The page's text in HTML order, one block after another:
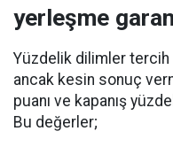
yerleşme
Yüzdelik dilimler
ancak kesin sonuç
puanı ve kapanış
Bu değerler;